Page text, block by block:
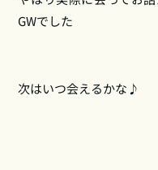
GWでした
次はいつ会えるかな♪